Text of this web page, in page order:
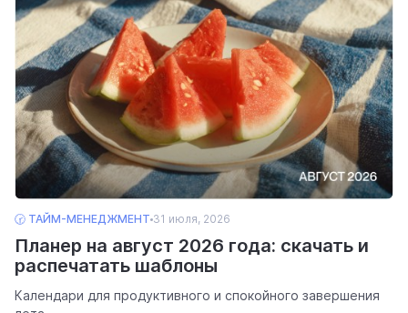
🕝 ТАЙМ-МЕНЕДЖМЕНТ 31 июля, 2026
Планер на август 2026 года: скачать и
распечатать шаблоны
Календари для продуктивного и спокойного завершения